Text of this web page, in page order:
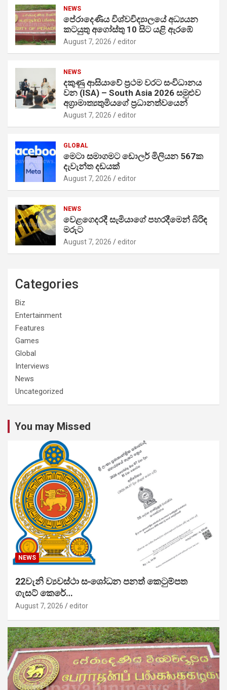
NEWS
පේරාදෙණිය විශ්වවිද්‍යාලයේ අධ්‍යයන
කටයුතු අගෝස්තු 10 සිට යළි ඇරඹේ
August 7, 2026 editor
NEWS
දකුණු ආසියාවේ ප්‍රථම වරට සංවිධානය
වන (ISA) – South Asia 2026 සමුළුව
අග්‍රාමාත්‍යතුමියගේ ප්‍රධානත්වයෙන්
August 7, 2026 editor
GLOBAL
මෙටා සමාගමට ඩොලර් මිලියන 567ක
දැවැන්ත දඩයක්
August 7, 2026 editor
NEWS
වෙළගෙදරදී සැමියාගේ පහරදීමෙන් බිරිඳ
මරුට
August 7, 2026 editor
Categories
Biz
Entertainment
Features
Games
Global
Interviews
News
Uncategorized
You may Missed
NEWS
22වැනි ව්‍යවස්ථා සංශෝධන පනත් කෙටුම්පත
ගැසට් කෙරේ…
August 7, 2026 editor